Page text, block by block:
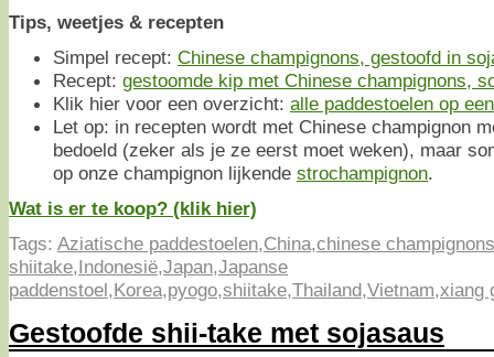
Tips, weetjes & recepten
Simpel recept: Chinese champignons, gestoofd in
Recept: gestoomde kip met Chinese champignons,
Klik hier voor een overzicht: alle paddestoelen op
Let op: in recepten wordt met Chinese champignon
bedoeld (zeker als je ze eerst moet weken), maar
op onze champignon lijkende strochampignon.
Wat is er te koop? (klik hier)
Tags: Aziatische paddestoelen,China,chinese champignons
shiitake,Indonesië,Japan,Japanse
paddenstoel,Korea,pyogo,shiitake,Thailand,Vietnam,xiang
Gestoofde shii-take met sojasaus